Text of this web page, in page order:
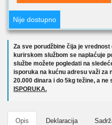
Nije dostupno
Za sve porudžbine čija je
kurirskom službom se naplaćuje
službe možete pogledati na
isporuka na kućnu adresu važi za
20.000 dinara i do 5kg težine, a ne
ISPORUKA.
Opis Deklaracija